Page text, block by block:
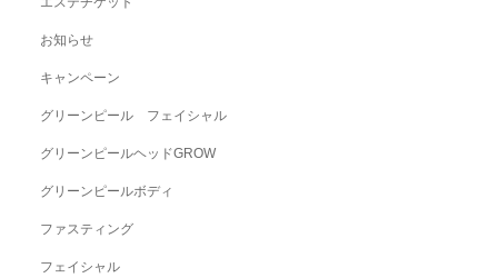
お知らせ
キャンペーン
グリーンピール フェイシャル
グリーンピールヘッドGROW
グリーンピールボディ
ファスティング
フェイシャル